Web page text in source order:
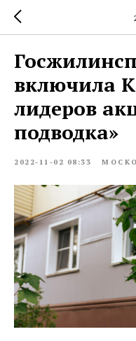
включила
лидеров
подводка»
2022-11-02 08:33